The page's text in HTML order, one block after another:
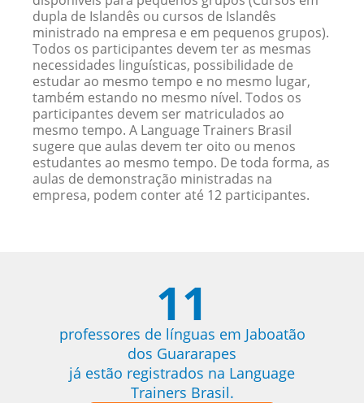
dupla de Islandês ou cursos de Islandês
ministrado na empresa e em pequenos grupos).
Todos os participantes devem ter as mesmas
necessidades linguísticas, possibilidade de
estudar ao mesmo tempo e no mesmo lugar,
também estando no mesmo nível. Todos os
participantes devem ser matriculados ao
mesmo tempo. A Language Trainers Brasil
sugere que aulas devem ter oito ou menos
estudantes ao mesmo tempo. De toda forma, as
aulas de demonstração ministradas na
empresa, podem conter até 12 participantes.
11
professores de línguas em Jaboatão
dos Guararapes
já estão registrados na Language
Trainers Brasil.